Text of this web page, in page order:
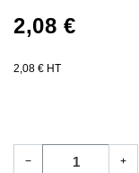
2,08 €
2,08 € HT
− +